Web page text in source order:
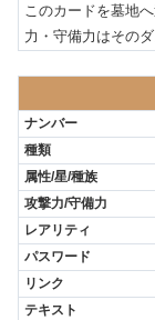
このカードを墓地
力・守備力はその